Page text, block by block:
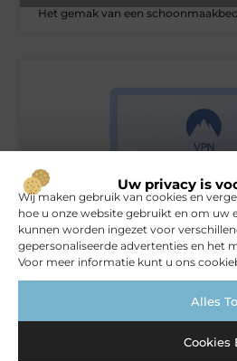
Uw privacy is
Wij maken gebruik van cookies en
hoe u onze website gebruikt en om uw
kunnen worden ingezet voor
gepersonaliseerde advertenties en het
Voor meer informatie kunt u ons
Alles
Cookies
Het gemak van een
Rust en vertrouwen op elke locatie